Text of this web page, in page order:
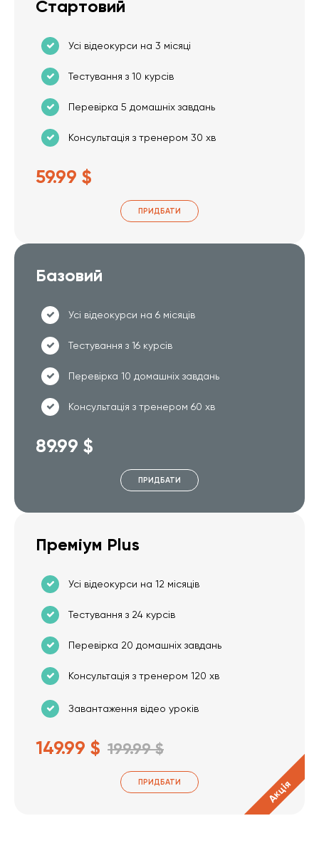
Стартовий
Усі відеокурси на 3 місяці
Тестування з 10 курсів
Перевірка 5 домашніх завдань
Консультація з тренером 30 хв
59.99 $
ПРИДБАТИ
Базовий
Усі відеокурси на 6 місяців
Тестування з 16 курсів
Перевірка 10 домашніх завдань
Консультація з тренером 60 хв
89.99 $
ПРИДБАТИ
Преміум Plus
Усі відеокурси на 12 місяців
Тестування з 24 курсів
Перевірка 20 домашніх завдань
Консультація з тренером 120 хв
Завантаження відео уроків
149.99 $ 199.99 $
ПРИДБАТИ Акція